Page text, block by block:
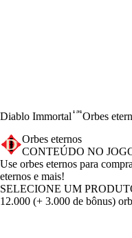
Diablo Immortal™Orbes
Orbes eternos
CONTEÚDO NO
Product Notification
Use orbes eternos para
eternos e mais!
SELECIONE UM
12.000 (+ 3.000 de bônus)